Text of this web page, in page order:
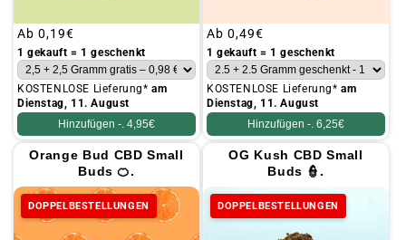
Üblicher
Preis
Ab 0,19€
1 gekauft = 1 geschenkt
KOSTENLOSE Lieferung*am
Dienstag, 11. August
Hinzufügen -. 4,95€
Üblicher
Preis
Ab 0,49€
1 gekauft = 1 geschenkt
KOSTENLOSE Lieferung*am
Dienstag, 11. August
Hinzufügen -. 6,25€
Orange Bud CBD Small
Buds 🍊.
DOPPELBESTELLUNGEN
OG Kush CBD Small
Buds 👮.
DOPPELBESTELLUNGEN